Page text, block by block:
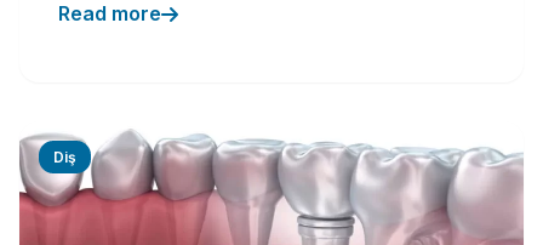
Read more
Diş